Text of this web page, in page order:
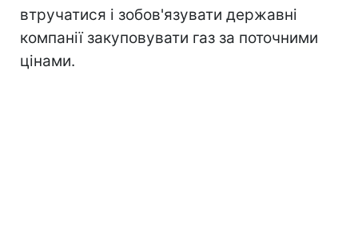
втручатися і зобов'язувати державні
компанії закуповувати газ за поточними
цінами.